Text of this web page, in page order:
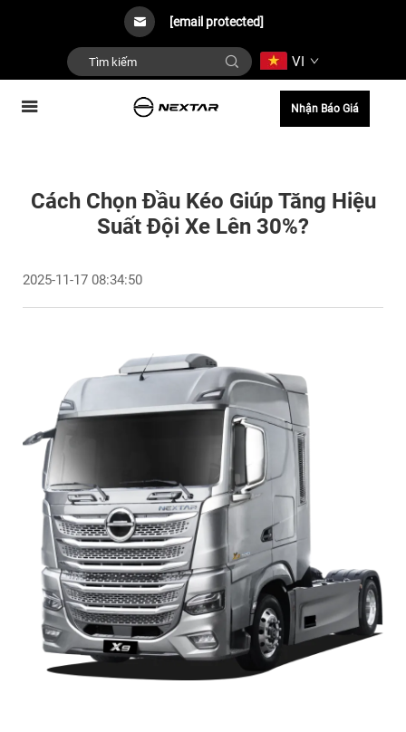
[email protected]
VI
Nhận Báo Giá
Cách Chọn Đầu Kéo Giúp Tăng Hiệu
Suất Đội Xe Lên 30%?
2025-11-17 08:34:50